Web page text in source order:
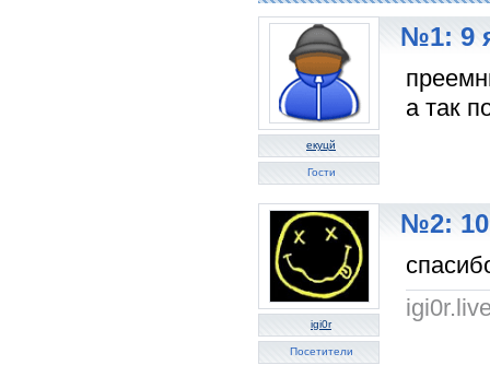
екуцй
Гости
№1: 9
а так
igi0r
Посетители
№2: 10